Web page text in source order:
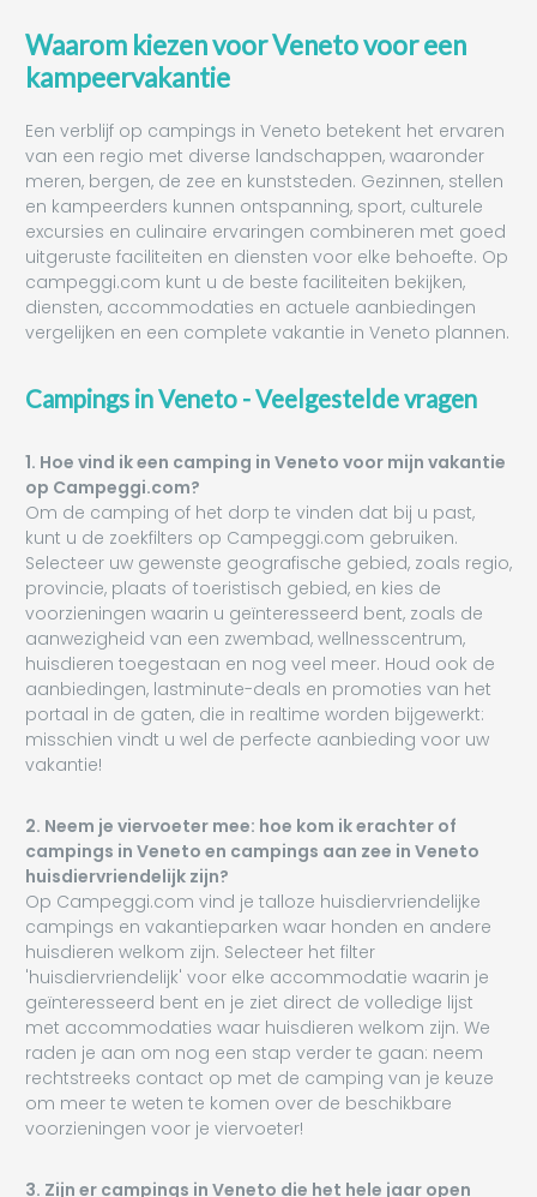
Waarom kiezen voor Veneto voor een
kampeervakantie
Een verblijf op campings in Veneto betekent het ervaren
van een regio met diverse landschappen, waaronder
meren, bergen, de zee en kunststeden. Gezinnen, stellen
en kampeerders kunnen ontspanning, sport, culturele
excursies en culinaire ervaringen combineren met goed
uitgeruste faciliteiten en diensten voor elke behoefte. Op
campeggi.com kunt u de beste faciliteiten bekijken,
diensten, accommodaties en actuele aanbiedingen
vergelijken en een complete vakantie in Veneto plannen.
Campings in Veneto - Veelgestelde vragen
1. Hoe vind ik een camping in Veneto voor mijn vakantie
op Campeggi.com?
Om de camping of het dorp te vinden dat bij u past,
kunt u de zoekfilters op Campeggi.com gebruiken.
Selecteer uw gewenste geografische gebied, zoals regio,
provincie, plaats of toeristisch gebied, en kies de
voorzieningen waarin u geïnteresseerd bent, zoals de
aanwezigheid van een zwembad, wellnesscentrum,
huisdieren toegestaan ​​en nog veel meer. Houd ook de
aanbiedingen, lastminute-deals en promoties van het
portaal in de gaten, die in realtime worden bijgewerkt:
misschien vindt u wel de perfecte aanbieding voor uw
vakantie!
2. Neem je viervoeter mee: hoe kom ik erachter of
campings in Veneto en campings aan zee in Veneto
huisdiervriendelijk zijn?
Op Campeggi.com vind je talloze huisdiervriendelijke
campings en vakantieparken waar honden en andere
huisdieren welkom zijn. Selecteer het filter
'huisdiervriendelijk' voor elke accommodatie waarin je
geïnteresseerd bent en je ziet direct de volledige lijst
met accommodaties waar huisdieren welkom zijn. We
raden je aan om nog een stap verder te gaan: neem
rechtstreeks contact op met de camping van je keuze
om meer te weten te komen over de beschikbare
voorzieningen voor je viervoeter!
3. Zijn er campings in Veneto die het hele jaar open